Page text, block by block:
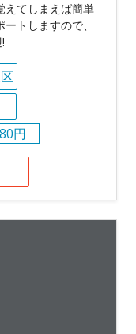
えてしまえば簡単
トしますので、
円